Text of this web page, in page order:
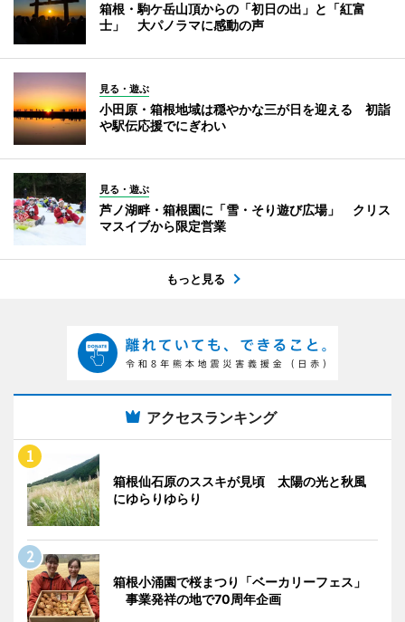
箱根・駒ケ岳山頂からの「初日の出」と「紅富
士」 大パノラマに感動の声
見る・遊ぶ
小田原・箱根地域は穏やかな三が日を迎える 初詣
や駅伝応援でにぎわい
見る・遊ぶ
芦ノ湖畔・箱根園に「雪・そり遊び広場」 クリス
マスイブから限定営業
もっと見る
アクセスランキング
箱根仙石原のススキが見頃 太陽の光と秋風
にゆらりゆらり
箱根小涌園で桜まつり「ベーカリーフェス」
事業発祥の地で70周年企画